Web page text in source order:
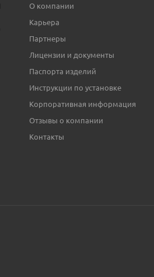
О компании
Карьера
Партнеры
Лицензии и документы
Паспорта изделий
Инструкции по установке
Корпоративная информация
Отзывы о компании
Контакты